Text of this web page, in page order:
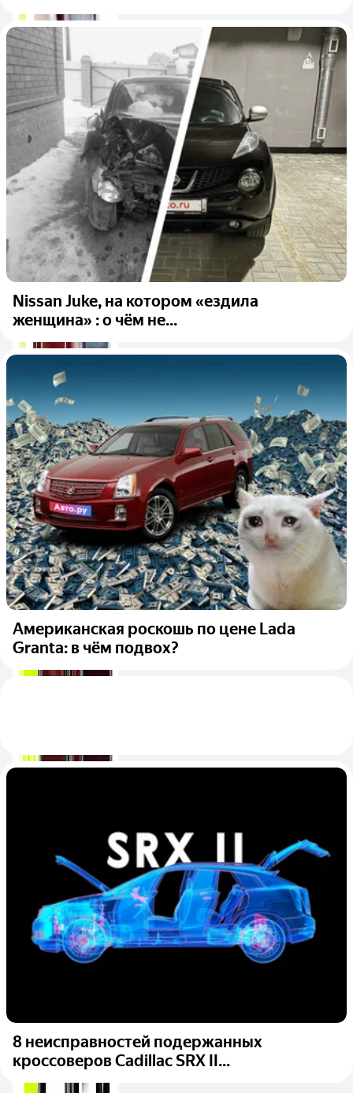
Nissan Juke, на котором «ездила
женщина» : о чём не...
Американская роскошь по цене Lada
Granta: в чём подвох?
8 неисправностей подержанных
кроссоверов Cadillac SRX II...